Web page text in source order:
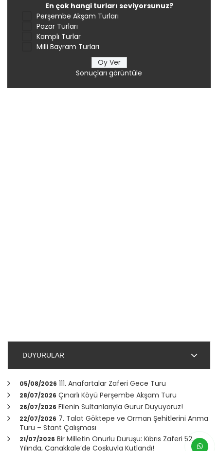
En çok hangi turları seviyorsunuz?
Perşembe Akşam Turları
Pazar Turları
Kamplı Turlar
Milli Bayram Turları
Sonuçları görüntüle
DUYURULAR
05/08/2026 111. Anafartalar Zaferi Gece Turu
28/07/2026 Çınarlı Köyü Perşembe Akşam Turu
26/07/2026 Filenin Sultanlarıyla Gurur Duyuyoruz!
22/07/2026 7. Talat Göktepe ve Orman Şehitlerini Anma
Turu – Stant Çalışması
21/07/2026 Bir Milletin Onurlu Duruşu: Kıbrıs Zaferi 52.
Yılında, Çanakkale’de Coşkuyla Kutlandı!